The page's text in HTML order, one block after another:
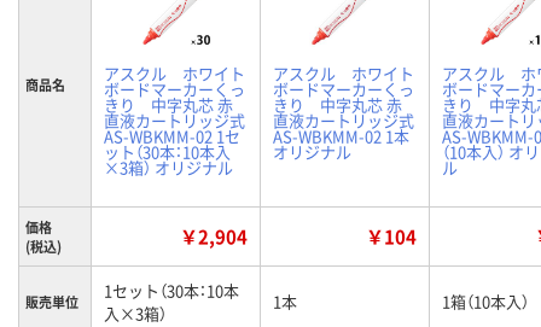
商品名 アスクル ホワイト
ボードマーカーくっ
きり 中字丸芯 赤
直液カートリッジ式
AS-WBKMM-02 1セ
ット（30本：10本入
×3箱） オリジナル
アスクル ホワイト
ボードマーカーくっ
きり 中字丸芯 赤
直液カートリッジ式
AS-WBKMM-02 1本
オリジナル
アスクル ホ
ボードマー
きり 中字丸
直液カート
AS-WBKMM-
（10本入） オ
ル
価格
(税込)
￥2,904 ￥104
販売単位
1セット（30本：10本
入×3箱）
1本 1箱（10本入）